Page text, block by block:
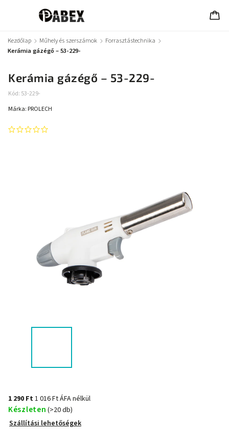
Kezdőlap / Műhely és szerszámok / Forrasztástechnika /
Kerámia gázégő – 53-229-
Kerámia gázégő – 53-229-
Kód: 53-229-
Márka: PROLECH
1 290 Ft1 016 Ft ÁFA nélkül
Készleten (>20 db)
Szállítási lehetőségek